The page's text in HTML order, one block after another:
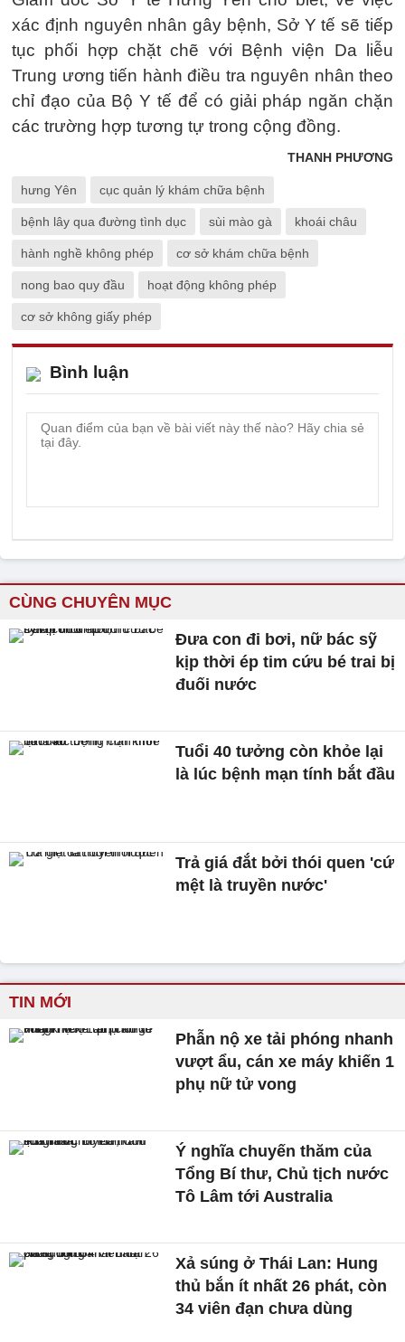
xác định nguyên nhân gây bệnh, Sở Y tế sẽ tiếp
tục phối hợp chặt chẽ với Bệnh viện Da liễu
Trung ương tiến hành điều tra nguyên nhân theo
chỉ đạo của Bộ Y tế để có giải pháp ngăn chặn
các trường hợp tương tự trong cộng đồng.
THANH PHƯƠNG
hưng Yên cục quản lý khám chữa bệnh
bệnh lây qua đường tình dục sùi mào gà khoái châu
hành nghề không phép cơ sở khám chữa bệnh
nong bao quy đầu hoạt động không phép
cơ sở không giấy phép
Bình luận
CÙNG CHUYÊN MỤC
Đưa con đi bơi, nữ bác sỹ
kịp thời ép tim cứu bé trai bị
đuối nước
Tuổi 40 tưởng còn khỏe lại
là lúc bệnh mạn tính bắt đầu
Trả giá đắt bởi thói quen 'cứ
mệt là truyền nước'
TIN MỚI
Phẫn nộ xe tải phóng nhanh
vượt ẩu, cán xe máy khiến 1
phụ nữ tử vong
Ý nghĩa chuyến thăm của
Tổng Bí thư, Chủ tịch nước
Tô Lâm tới Australia
Xả súng ở Thái Lan: Hung
thủ bắn ít nhất 26 phát, còn
34 viên đạn chưa dùng